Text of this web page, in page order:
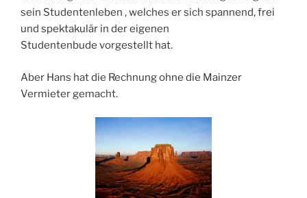
sein Studentenleben , welches er sich spannend, frei
und spektakulär in der eigenen
Studentenbude vorgestellt hat.
Aber Hans hat die Rechnung ohne die Mainzer
Vermieter gemacht.